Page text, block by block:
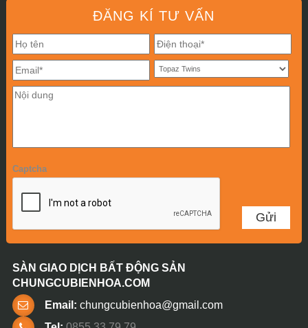
ĐĂNG KÍ TƯ VẤN
Captcha
SÀN GIAO DỊCH BẤT ĐỘNG SẢN
CHUNGCUBIENHOA.COM
Email: chungcubienhoa@gmail.com